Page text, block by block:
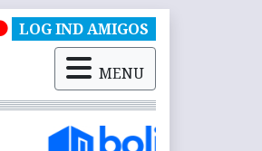
LOG IND AMIGOS
MENU